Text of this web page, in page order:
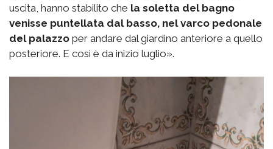
uscita, hanno stabilito che la soletta del bagno
venisse puntellata dal basso, nel varco pedonale
del palazzo per andare dal giardino anteriore a quello
posteriore. E così è da inizio luglio».